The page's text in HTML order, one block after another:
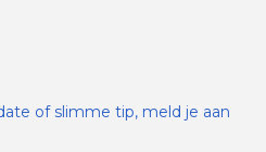
of slimme tip, meld je aan